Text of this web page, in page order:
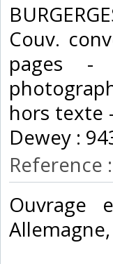
Couv.
pages -
hors texte
Dewey :
Reference
‎Ouvrage